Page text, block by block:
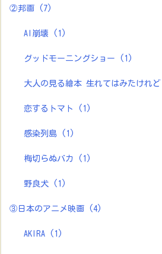
②邦画 (7)
AI崩壊 (1)
グッドモーニングショー (1)
大人の見る繪本 生れてはみたけれど
恋するトマト (1)
感染列島 (1)
梅切らぬバカ (1)
野良犬 (1)
③日本のアニメ映画 (4)
AKIRA (1)